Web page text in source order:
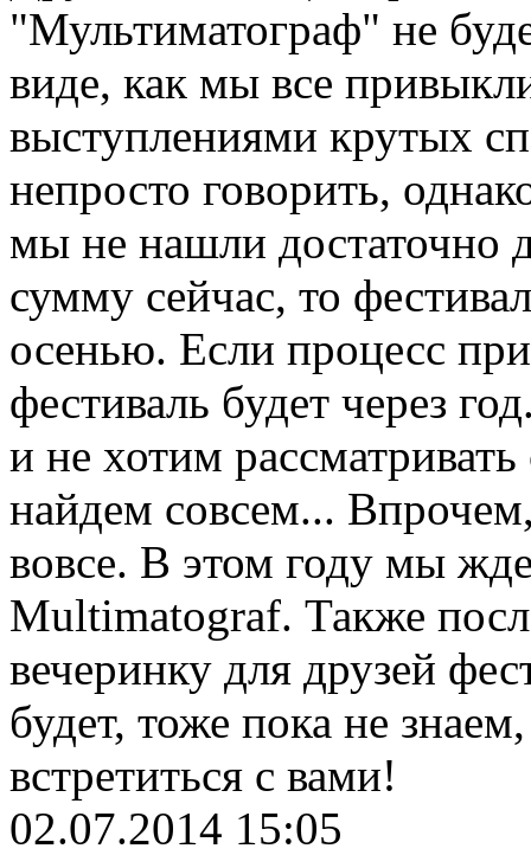
"Мультиматограф" не
виде, как мы все
выступлениями крутых
непросто говорить,
мы не нашли достаточно
сумму сейчас, то
осенью. Если процесс
фестиваль будет через
и не хотим
найдем совсем...
вовсе. В этом году мы
Multimatograf. Также
вечеринку для друзей
будет, тоже пока не
встретиться с вами!
02.07.2014 15:05